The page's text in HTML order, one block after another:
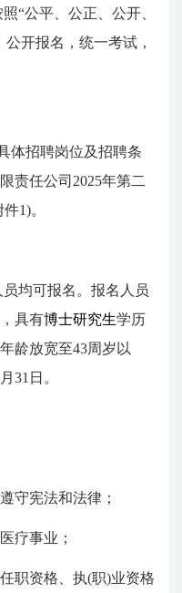
“公平、公正、公开、
开报名，统一考试，
体招聘岗位及招聘条
责任公司2025年第二
1)。
均可报名。报名人员
具有博士研究生学历
龄放宽至43周岁以
31日。
守宪法和法律；
疗事业；
职资格、执(职)业资格